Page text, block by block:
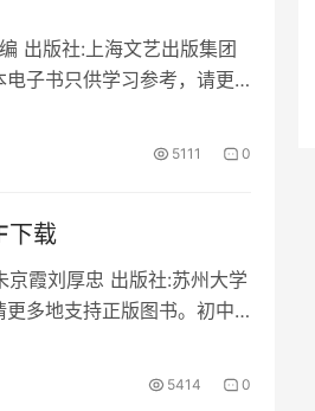
出版社:上海文艺出版集团
子书只供学习参考，请更
5111 0
下载
霞刘厚忠 出版社:苏州大学
多地支持正版图书。初中
上）
5414 0